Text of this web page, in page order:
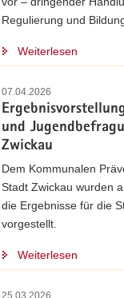
Regulierung und
Weiterlesen
07.04.2026
und
Zwickau
Dem Kommunalen
Stadt Zwickau wurden
die Ergebnisse für die
vorgestellt.
Weiterlesen
25.03.2026